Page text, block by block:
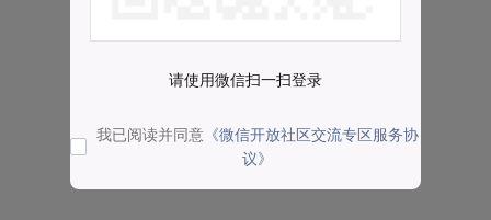
请使用微信扫一扫登录
我已阅读并同意 《微信开放社区交流专区服务协
议》